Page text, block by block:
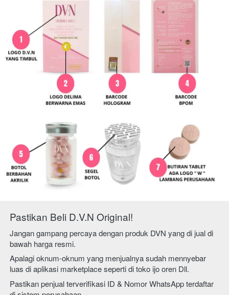
Pastikan Beli D.V.N Original!
Jangan gampang percaya dengan produk DVN yang di jual di
bawah harga resmi.
Apalagi oknum-oknum yang menjualnya sudah mennyebar
luas di aplikasi marketplace seperti di toko ijo oren Dll.
Pastikan penjual terverifikasi ID & Nomor WhatsApp terdaftar